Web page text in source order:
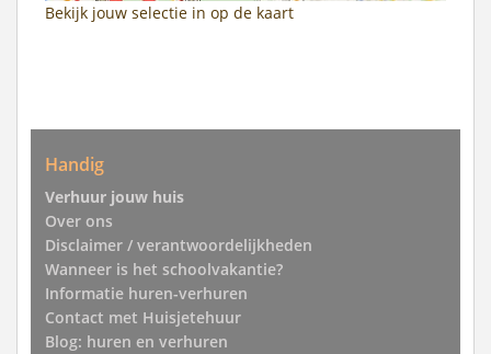
Bekijk jouw selectie in op de kaart
Handig
Verhuur jouw huis
Over ons
Disclaimer / verantwoordelijkheden
Wanneer is het schoolvakantie?
Informatie huren-verhuren
Contact met Huisjetehuur
Blog: huren en verhuren